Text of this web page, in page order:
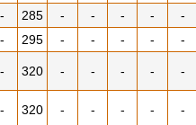
- 285 - - - - -
- 295 - - - - -
- 320 - - - - -
- 320 - - - - -